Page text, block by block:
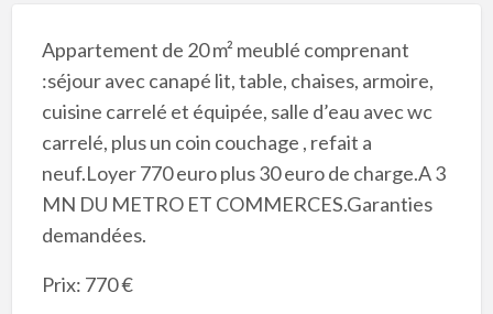
Appartement de 20 m² meublé comprenant
:séjour avec canapé lit, table, chaises, armoire,
cuisine carrelé et équipée, salle d’eau avec wc
carrelé, plus un coin couchage , refait a
neuf.Loyer 770 euro plus 30 euro de charge.A 3
MN DU METRO ET COMMERCES.Garanties
demandées.
Prix: 770 €